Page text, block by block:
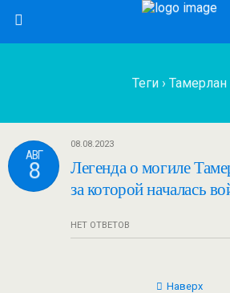
Теги › Тамерлан
АВГ
8
08.08.2023
Легенда о могиле
за которой началась
НЕТ ОТВЕТОВ
Наверх